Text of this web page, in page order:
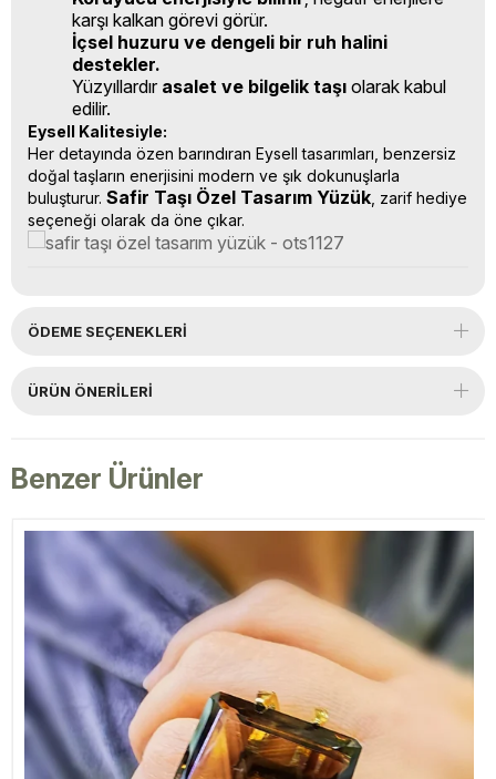
karşı kalkan görevi görür.
İçsel huzuru ve dengeli bir ruh halini
destekler.
Yüzyıllardır asalet ve bilgelik taşı olarak kabul
edilir.
Eysell Kalitesiyle:
Her detayında özen barındıran Eysell tasarımları, benzersiz
doğal taşların enerjisini modern ve şık dokunuşlarla
buluşturur. Safir Taşı Özel Tasarım Yüzük , zarif hediye
seçeneği olarak da öne çıkar.
ÖDEME SEÇENEKLERI
ÜRÜN ÖNERILERI
Benzer Ürünler